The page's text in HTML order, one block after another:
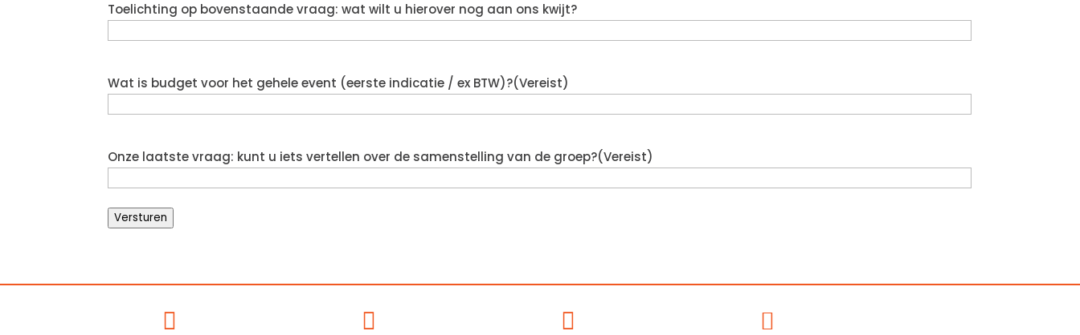
Toelichting op bovenstaande vraag: wat wilt u hierover nog aan ons kwijt?
Wat is budget voor het gehele event (eerste indicatie / ex BTW)?(Vereist)
Onze laatste vraag: kunt u iets vertellen over de samenstelling van de groep?(Vereist)
Versturen



